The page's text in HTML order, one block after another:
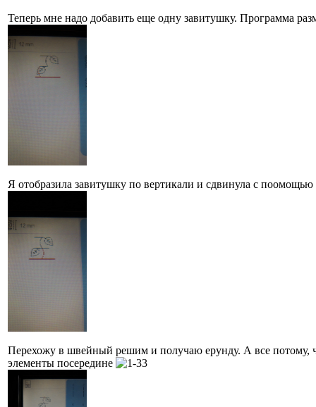
Теперь мне надо добавить еще одну завитушку. Программа
Я отобразила завитушку по вертикали и сдвинула с
Перехожу в швейный решим и получаю ерунду. А все потому,
элементы посередине